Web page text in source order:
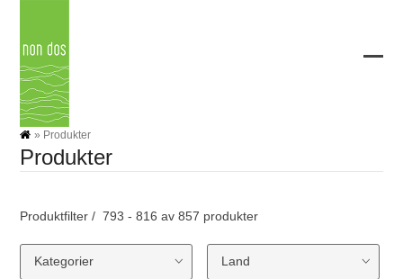
content
» Produkter
Produkter
Produktfilter 793 - 816 av 857 produkter
Kategorier Land